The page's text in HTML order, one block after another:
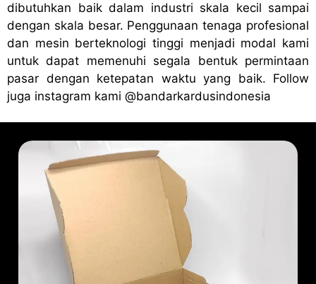
dibutuhkan baik dalam industri skala kecil sampai
dengan skala besar. Penggunaan tenaga profesional
dan mesin berteknologi tinggi menjadi modal kami
untuk dapat memenuhi segala bentuk permintaan
pasar dengan ketepatan waktu yang baik. Follow
juga instagram kami @bandarkardusindonesia